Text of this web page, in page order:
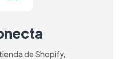
de Shopify,